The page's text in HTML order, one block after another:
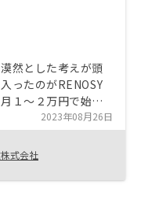
然とした考えが頭
ったのがRENOSY
１〜２万円で始め
来的なリターンは
るのに、購入した
を作らなければい
自分としては投資
2023年08月26日
式会社